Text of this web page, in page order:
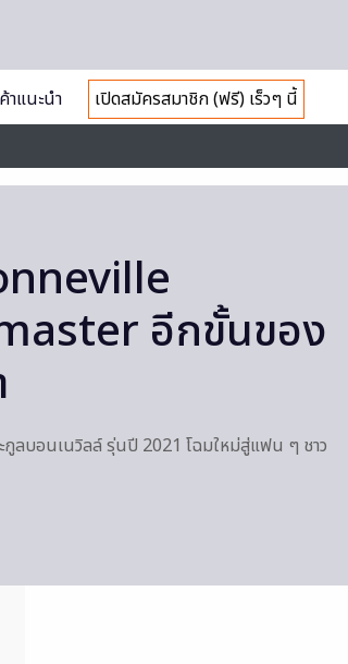
าแนะนำ
เปิดสมัครสมาชิก (ฟรี) เร็วๆ นี้
อีกขั้นของ
กูลบอนเนวิลล์ รุ่นปี 2021 โฉมใหม่สู่แฟน ๆ ชาว